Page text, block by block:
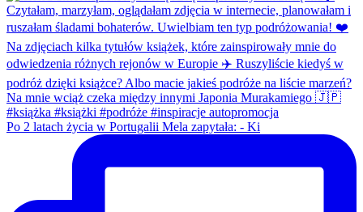
Po 2 latach życia w Portugalii Mela zapytała: - Ki